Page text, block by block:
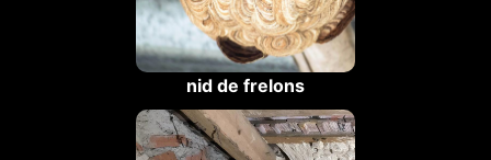
nid de frelons